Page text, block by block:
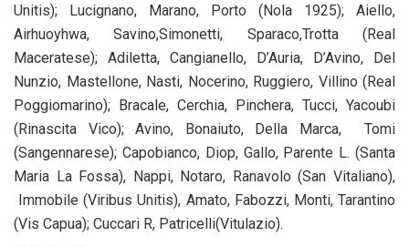
Unitis); Lucignano, Marano, Porto (Nola 1925); Aiello,
Airhuoyhwa, Savino,Simonetti, Sparaco,Trotta (Real
Maceratese); Adiletta, Cangianello, D’Auria, D’Avino, Del
Nunzio, Mastellone, Nasti, Nocerino, Ruggiero, Villino (Real
Poggiomarino); Bracale, Cerchia, Pinchera, Tucci, Yacoubi
(Rinascita Vico); Avino, Bonaiuto, Della Marca, Tomi
(Sangennarese); Capobianco, Diop, Gallo, Parente L. (Santa
Maria La Fossa), Nappi, Notaro, Ranavolo (San Vitaliano),
Immobile (Viribus Unitis), Amato, Fabozzi, Monti, Tarantino
(Vis Capua); Cuccari R, Patricelli(Vitulazio).